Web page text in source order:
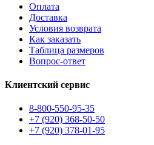
Оплата
Доставка
Условия возврата
Как заказать
Таблица размеров
Вопрос-ответ
Клиентский сервис
8-800-550-95-35
+7 (920) 368-50-50
+7 (920) 378-01-95